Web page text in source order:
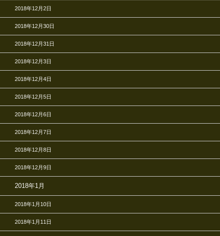
2018年12月2日
2018年12月30日
2018年12月31日
2018年12月3日
2018年12月4日
2018年12月5日
2018年12月6日
2018年12月7日
2018年12月8日
2018年12月9日
2018年1月
2018年1月10日
2018年1月11日